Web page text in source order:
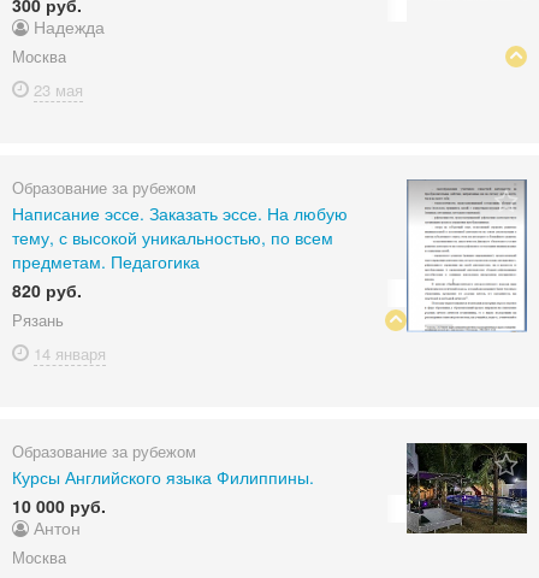
300 руб.
Надежда
Москва
23 мая
Образование за рубежом
Написание эссе. Заказать эссе. На любую
тему, с высокой уникальностью, по всем
предметам. Педагогика
820 руб.
Рязань
14 января
Образование за рубежом
Курсы Английского языка Филиппины.
10 000 руб.
Антон
Москва